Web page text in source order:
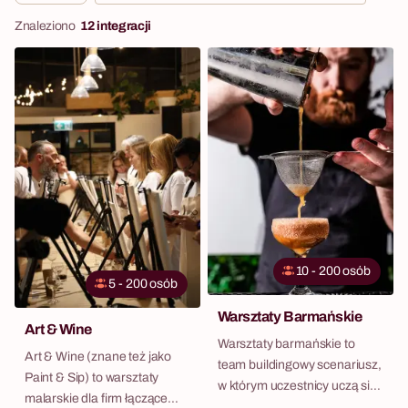
Znaleziono 12 integracji
5 - 200 osób
Art & Wine
Art & Wine (znane też jako
Paint & Sip) to warsztaty
malarskie dla firm łączące
10 - 200 osób
Warsztaty Barmańskie
Warsztaty barmańskie to
team buildingowy scenariusz,
w którym uczestnicy uczą się